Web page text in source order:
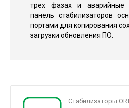
трех фазах и аварийные
панель стабилизаторов
портами для копирования
загрузки обновления ПО.
Стабилизаторы